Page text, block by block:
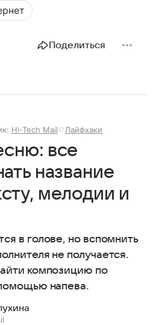
Поделиться
Hi-Tech Mail Лайфхаки
все
название
мелодии и
в голове, но вспомнить
не получается.
композицию по
напева.